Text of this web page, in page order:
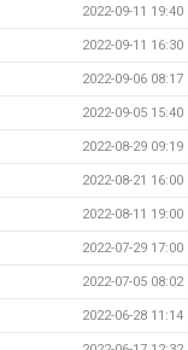
2022-09-11 19:40
2022-09-11 16:30
2022-09-06 08:17
2022-09-05 15:40
2022-08-29 09:19
2022-08-21 16:00
2022-08-11 19:00
2022-07-29 17:00
2022-07-05 08:02
2022-06-28 11:14